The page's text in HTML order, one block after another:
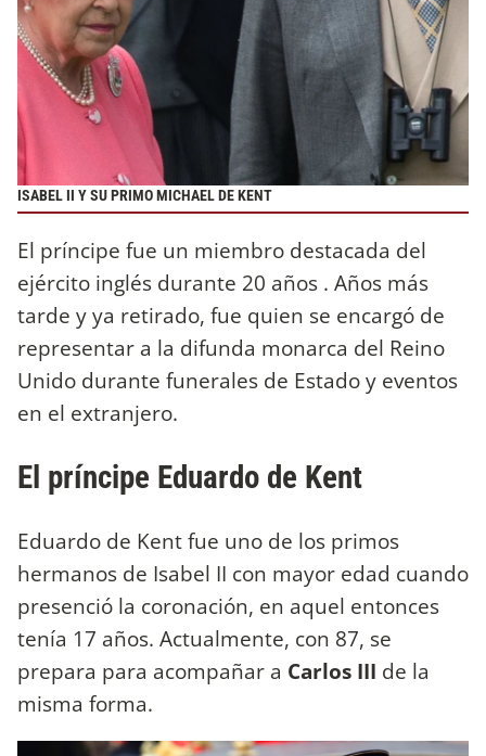
ISABEL II Y SU PRIMO MICHAEL DE KENT
El príncipe fue un miembro destacada del
ejército inglés durante 20 años . Años más
tarde y ya retirado, fue quien se encargó de
representar a la difunda monarca del Reino
Unido durante funerales de Estado y eventos
en el extranjero.
El príncipe Eduardo de Kent
Eduardo de Kent fue uno de los primos
hermanos de Isabel II con mayor edad cuando
presenció la coronación, en aquel entonces
tenía 17 años. Actualmente, con 87, se
prepara para acompañar a Carlos III de la
misma forma.